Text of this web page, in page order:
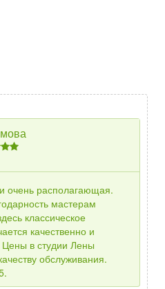
очень располагающая.
мастерам
классическое
качественно и
в студии Лены
обслуживания.